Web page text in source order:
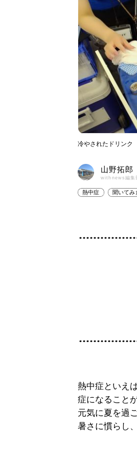
冷やされたドリンク
山野拓郎
withnews編集
熱中症 聞いてみ
熱中症といえ
症になること
元気に夏を過
暑さに慣らし